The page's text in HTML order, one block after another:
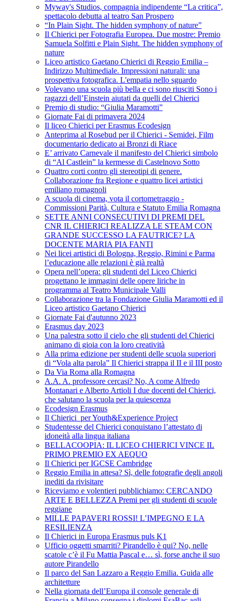
Myway's Studios, compagnia indipendente “La critica”,
spettacolo debutta al teatro San Prospero
“In Plain Sight. The hidden symphony of nature”
Il Chierici per Fotografia Europea. Due mostre: Premio
Samuela Solfitti e Plain Sight. The hidden symphony of
nature
Liceo artistico Gaetano Chierici di Reggio Emilia –
Indirizzo Multimediale. Impressioni naturali: una
prospettiva fotografica. L'empatia nello sguardo
Volevano una scuola più bella e ci sono riusciti Sono i
ragazzi dell’Einstein aiutati da quelli del Chierici
Premio di studio: “Giulia Maramotti”
Giornate Fai di primavera 2024
Il liceo Chierici per Erasmus Ecodesign
Anteprima al Rosebud per il Chierici - Semidei, Film
documentario dedicato ai Bronzi di Riace
E’ arrivato Carnevale il manifesto del Chierici simbolo
di “Al Castlein” la kermesse di Castelnovo Sotto
Quattro corti contro gli stereotipi di genere.
Collaborazione fra Regione e quattro licei artistici
emiliano romagnoli
A scuola di cinema, vota il cortometraggio -
Commissioni Parità, Cultura e Statuto Emilia Romagna
SETTE ANNI CONSECUTIVI DI PREMI DEL
CNR IL CHIERICI REALIZZA LE STEAM CON
GRANDE SUCCESSO LA FAUTRICE? LA
DOCENTE MARIA PIA FANTI
Nei licei artistici di Bologna, Reggio, Rimini e Parma
l’educazione alle relazioni è già realtà
Opera nell’opera: gli studenti del Liceo Chierici
progettano le immagini delle opere liriche in
programma al Teatro Municipale Valli
Collaborazione tra la Fondazione Giulia Maramotti ed il
Liceo artistico Gaetano Chierici
Giornate Fai d'autunno 2023
Erasmus day 2023
Una palestra sotto il cielo che gli studenti del Chierici
animano di gioia con la loro creatività
Alla prima edizione per studenti delle scuola superiori
di “Vola alta parola” Il Chierici strappa il II e il III posto
Da Via Roma alla Romagna
A.A. A. professore cercasi? No, A come Alfredo
Montanari e Alberto Artioli I due docenti del Chierici,
che salutano la scuola per la quiescenza
Ecodesign Erasmus
Il Chierici per Youth&Experience Project
Studentesse del Chierici conquistano l’attestato di
idoneità alla lingua italiana
BELLACOOPIA: IL LICEO CHIERICI VINCE IL
PRIMO PREMIO EX AEQUO
Il Chierici per IGCSE Cambridge
Reggio Emilia in attesa? Sì, delle fotografie degli angoli
inediti da rivisitare
Riceviamo e volentieri pubblichiamo: CERCANDO
ARTE E BELLEZZA Premi per gli studenti di scuole
reggiane
MILLE PAPAVERI ROSSI! L’IMPEGNO E LA
RESILIENZA
Il Chierici in Europa Erasmus puls K1
Ufficio oggetti smarriti? Pirandello è qui? No, nelle
scatole c’è il Fu Mattia Pascal e… sì, forse anche il suo
autore Pirandello
Il parco del San Lazzaro a Reggio Emilia. Guida alle
architetture
Nella giornata dell’Europa il console generale di